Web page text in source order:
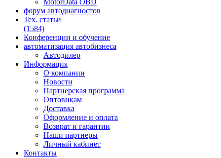
MotorData OBD
форум автодиагностов
Тех. статьи
(1584)
Конференции и обучение
автоматизация автобизнеса
Автодилер
Информация
О компании
Новости
Партнерская программа
Оптовикам
Доставка
Оформление и оплата
Возврат и гарантии
Наши партнеры
Личный кабинет
Контакты